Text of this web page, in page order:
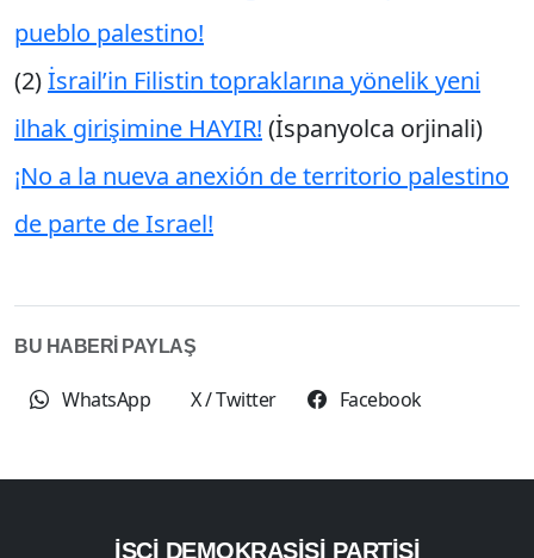
pueblo palestino!
(2)İsrail’in Filistin topraklarına yönelik yeni
ilhak girişimine HAYIR! (İspanyolca orjinali)
¡No a la nueva anexión de territorio palestino
de parte de Israel!
BU HABERİ PAYLAŞ
WhatsApp X / Twitter Facebook
İŞÇI DEMOKRASISI PARTISI